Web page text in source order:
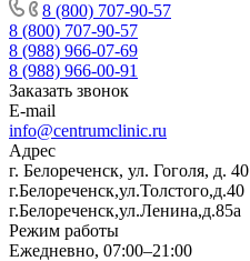
8 (800) 707-90-57
8 (800) 707-90-57
8 (988) 966-07-69
8 (988) 966-00-91
Заказать звонок
E-mail
info@centrumclinic.ru
Адрес
г. Белореченск, ул. Гоголя, д. 40
г.Белореченск,ул.Толстого,д.40
г.Белореченск,ул.Ленина,д.85а
Режим работы
Ежедневно, 07:00–21:00